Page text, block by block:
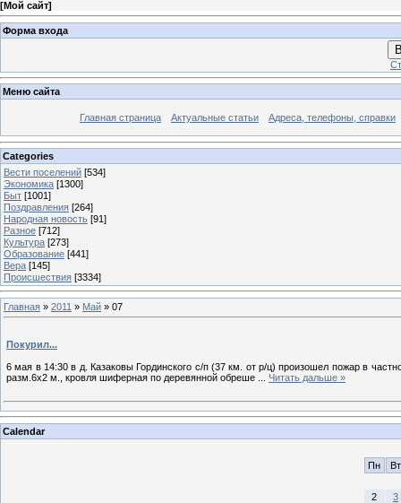
[Мой сайт]
Форма входа
Меню сайта
Главная страница Актуальные статьи Адреса, телефоны, справки
Categories
Вести поселений [534]
Экономика [1300]
Быт [1001]
Поздравления [264]
Народная новость [91]
Разное [712]
Культура [273]
Образование [441]
Вера [145]
Происшествия [3334]
Главная » 2011 » Май » 07
Покурил...
6 мая в 14:30 в д. Казаковы Гординского с/п (37 км. от р/ц) произошел пожар в
разм.6х2 м., кровля шиферная по деревянной обреше
Читать дальше »
Calendar
Пн Вт
2
3